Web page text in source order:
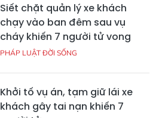
Siết chặt quản lý xe khách
chạy vào ban đêm sau vụ
cháy khiến 7 người tử vong
PHÁP LUẬT ĐỜI SỐNG
Khởi tố vụ án, tạm giữ lái xe
khách gây tai nạn khiến 7